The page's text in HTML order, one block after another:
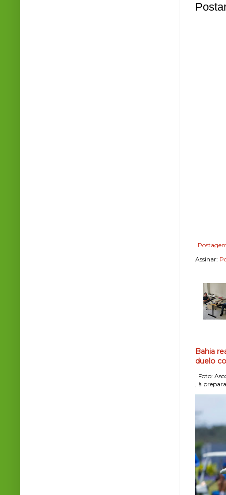
Assinar:
Bahia
duelo
Foto:
, à